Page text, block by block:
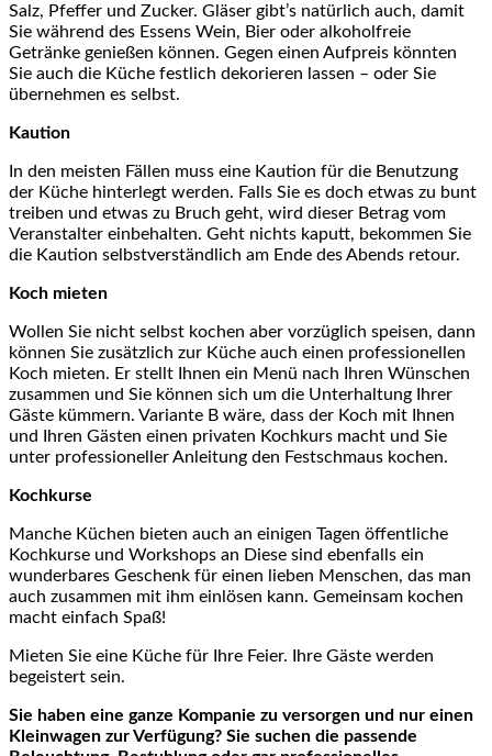
Salz, Pfeffer und Zucker. Gläser gibt’s natürlich auch, damit
Sie während des Essens Wein, Bier oder alkoholfreie
Getränke genießen können. Gegen einen Aufpreis könnten
Sie auch die Küche festlich dekorieren lassen – oder Sie
übernehmen es selbst.
Kaution
In den meisten Fällen muss eine Kaution für die Benutzung
der Küche hinterlegt werden. Falls Sie es doch etwas zu bunt
treiben und etwas zu Bruch geht, wird dieser Betrag vom
Veranstalter einbehalten. Geht nichts kaputt, bekommen Sie
die Kaution selbstverständlich am Ende des Abends retour.
Koch mieten
Wollen Sie nicht selbst kochen aber vorzüglich speisen, dann
können Sie zusätzlich zur Küche auch einen professionellen
Koch mieten. Er stellt Ihnen ein Menü nach Ihren Wünschen
zusammen und Sie können sich um die Unterhaltung Ihrer
Gäste kümmern. Variante B wäre, dass der Koch mit Ihnen
und Ihren Gästen einen privaten Kochkurs macht und Sie
unter professioneller Anleitung den Festschmaus kochen.
Kochkurse
Manche Küchen bieten auch an einigen Tagen öffentliche
Kochkurse und Workshops an Diese sind ebenfalls ein
wunderbares Geschenk für einen lieben Menschen, das man
auch zusammen mit ihm einlösen kann. Gemeinsam kochen
macht einfach Spaß!
Mieten Sie eine Küche für Ihre Feier. Ihre Gäste werden
begeistert sein.
Sie haben eine ganze Kompanie zu versorgen und nur einen
Kleinwagen zur Verfügung? Sie suchen die passende